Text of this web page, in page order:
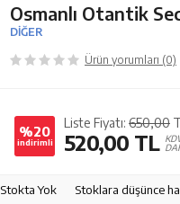
Osmanlı Otantik
DİĞER
Ürün yorumları (0)
%20
indirimli
Liste Fiyatı: 650,00
520,00 TL
Stokta Yok Stoklara düşünce